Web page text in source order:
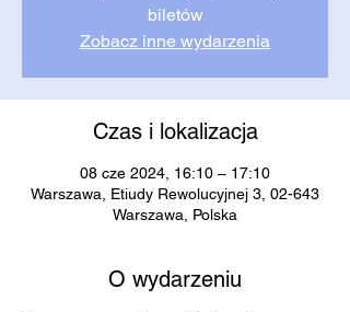
biletów
Zobacz inne wydarzenia
Czas i lokalizacja
08 cze 2024, 16:10 – 17:10
Warszawa, Etiudy Rewolucyjnej 3, 02-643
Warszawa, Polska
O wydarzeniu